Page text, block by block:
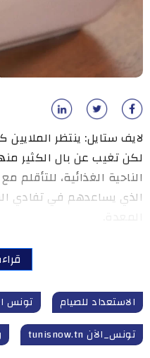
لايف ستايل: ينتظر
لكن تغيب عن بال الكثير
الناحية الغذائية، للتأقلم
الذي يساعدهم في تفادي
الاستعداد للصيام
تونس
تونس_الآن tunisnow.tn